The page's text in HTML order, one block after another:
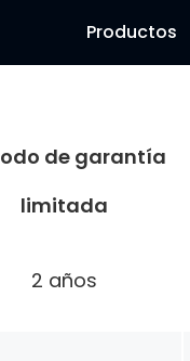
Productos
de garantía
limitada
2 años